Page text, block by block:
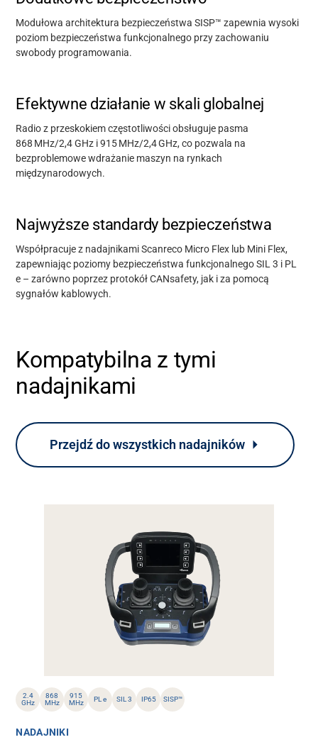
Wsparcie
Kariera
Bank mediów
Modułowa architektura bezpieczeństwa SISP™ zapewnia wysoki
poziom bezpieczeństwa funkcjonalnego przy zachowaniu
swobody programowania.
Efektywne działanie w skali globalnej
Radio z przeskokiem częstotliwości obsługuje pasma
868 MHz/2,4 GHz i 915MHz/2,4GHz, co pozwala na
bezproblemowe wdrażanie maszyn na rynkach
międzynarodowych.
Najwyższe standardy bezpieczeństwa
Współpracuje z nadajnikami Scanreco Micro Flex lub Mini Flex,
zapewniając poziomy bezpieczeństwa funkcjonalnego SIL 3 i PL
e – zarówno poprzez protokół CANsafety, jak i za pomocą
sygnałów kablowych.
Kompatybilna z tymi
nadajnikami
Przejdź do wszystkich nadajników
2.4
GHz
868
MHz
915
MHz
PL e SIL 3 IP65 SISP™
NADAJNIKI